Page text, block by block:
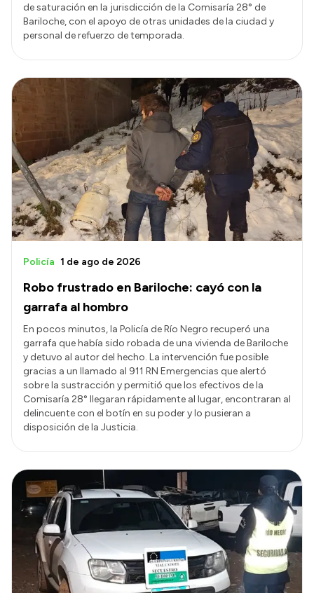
de saturación en la jurisdicción de la Comisaría 28° de
Bariloche, con el apoyo de otras unidades de la ciudad y
personal de refuerzo de temporada.
Robo frustrado en Bariloche: cayó con la
garrafa al hombro
Policía 1 de ago de 2026
En pocos minutos, la Policía de Río Negro recuperó una
garrafa que había sido robada de una vivienda de Bariloche
y detuvo al autor del hecho. La intervención fue posible
gracias a un llamado al 911 RN Emergencias que alertó
sobre la sustracción y permitió que los efectivos de la
Comisaría 28° llegaran rápidamente al lugar, encontraran al
delincuente con el botín en su poder y lo pusieran a
disposición de la Justicia.